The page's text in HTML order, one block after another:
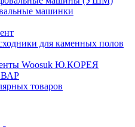
машинки
для каменных полов
Woosuk Ю.КОРЕЯ
товаров